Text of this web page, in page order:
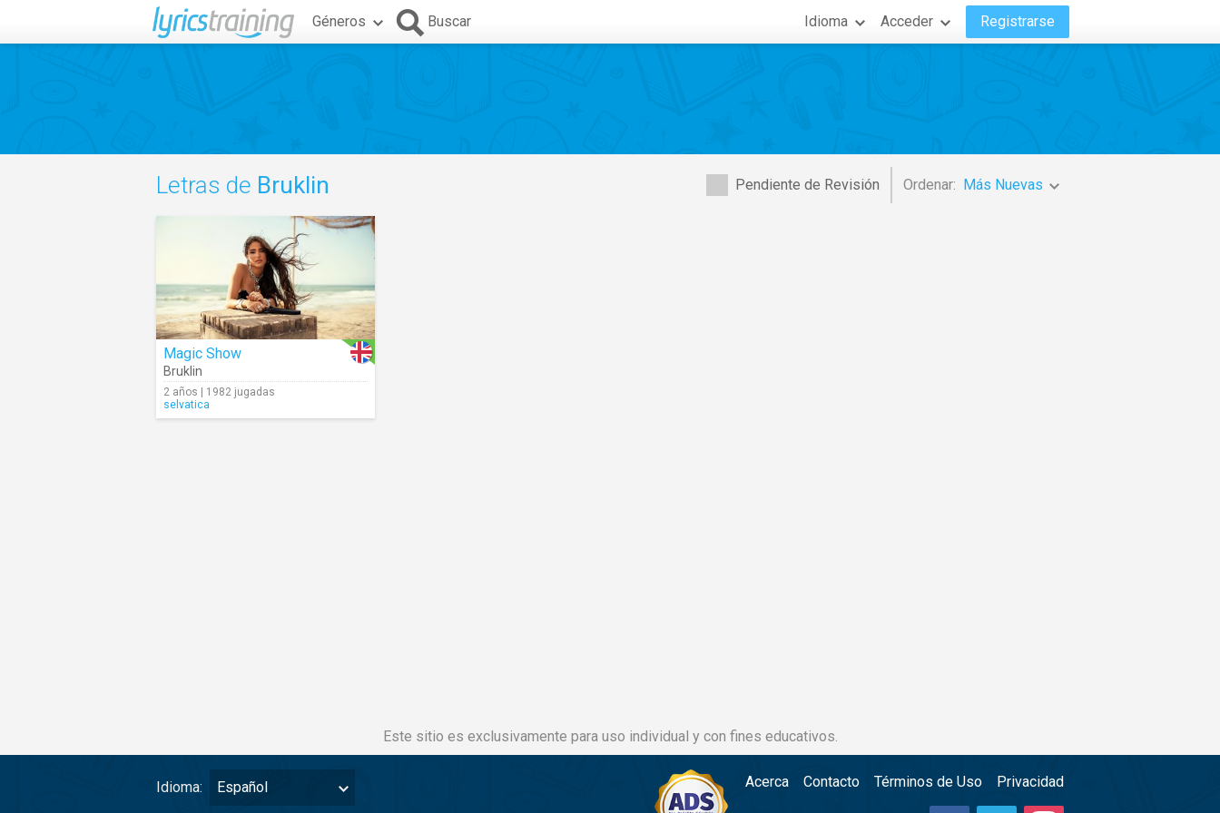
Géneros Buscar Idioma Acceder Registrarse
Pendiente de Revisión Ordenar: Más Nuevas
Letras de Bruklin
Magic Show
Bruklin
2 años | 1982 jugadas
selvatica
Este sitio es exclusivamente para uso individual y con fines educativos.
Idioma: Español Acerca Contacto Términos de Uso Privacidad